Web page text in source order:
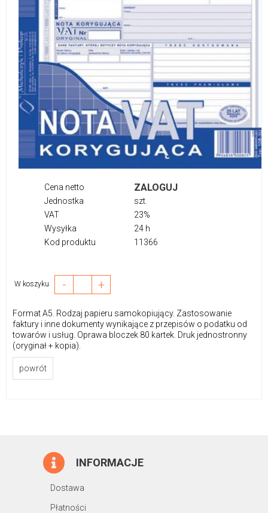
Cena netto ZALOGUJ
Jednostka
szt.
VAT
23%
Wysyłka
24 h
Kod produktu
11366
W koszyku - +
Format A5. Rodzaj papieru samokopiujący. Zastosowanie
faktury i inne dokumenty wynikające z przepisów o podatku od
towarów i usług. Oprawa bloczek 80 kartek. Druk jednostronny
(oryginał + kopia).
powrót
INFORMACJE
Dostawa
Płatności